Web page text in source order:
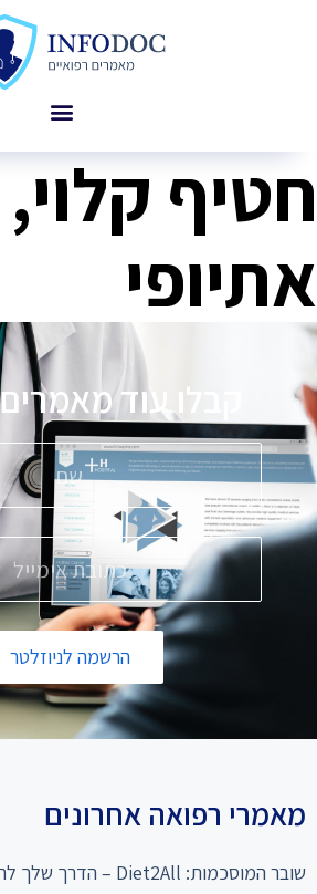
חטיף קלוי,
אתיופי
קבלו עוד
הרשמה לניוזלטר
מאמרי רפואה אחרונים
שובר המוסכמות: Diet2All – הדרך שלך לחיים חדשים